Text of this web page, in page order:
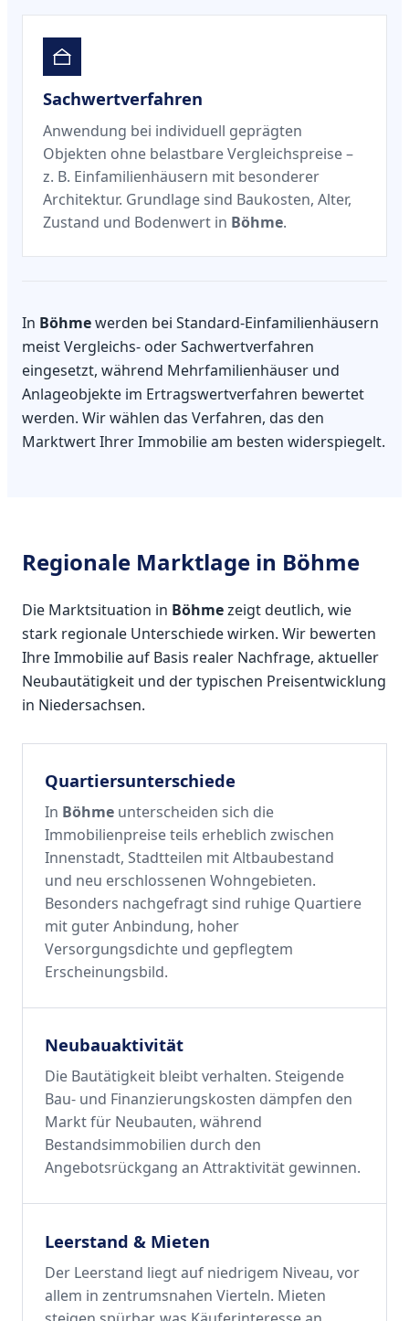
Sachwertverfahren
Anwendung bei individuell geprägten
Objekten ohne belastbare Vergleichspreise –
z. B. Einfamilienhäusern mit besonderer
Architektur. Grundlage sind Baukosten, Alter,
Zustand und Bodenwert in Böhme.
In Böhmewerden bei Standard-Einfamilienhäusern
meist Vergleichs- oder Sachwertverfahren
eingesetzt, während Mehrfamilienhäuser und
Anlageobjekte im Ertragswertverfahren bewertet
werden. Wir wählen das Verfahren, das den
Marktwert Ihrer Immobilie am besten widerspiegelt.
Regionale Marktlage in Böhme
Die Marktsituation in Böhmezeigt deutlich, wie
stark regionale Unterschiede wirken. Wir bewerten
Ihre Immobilie auf Basis realer Nachfrage, aktueller
Neubautätigkeit und der typischen Preisentwicklung
in Niedersachsen.
Quartiersunterschiede
In Böhme unterscheiden sich die
Immobilienpreise teils erheblich zwischen
Innenstadt, Stadtteilen mit Altbaubestand
und neu erschlossenen Wohngebieten.
Besonders nachgefragt sind ruhige Quartiere
mit guter Anbindung, hoher
Versorgungsdichte und gepflegtem
Erscheinungsbild.
Neubauaktivität
Die Bautätigkeit bleibt verhalten. Steigende
Bau- und Finanzierungskosten dämpfen den
Markt für Neubauten, während
Bestandsimmobilien durch den
Angebotsrückgang an Attraktivität gewinnen.
Leerstand & Mieten
Der Leerstand liegt auf niedrigem Niveau, vor
allem in zentrumsnahen Vierteln. Mieten